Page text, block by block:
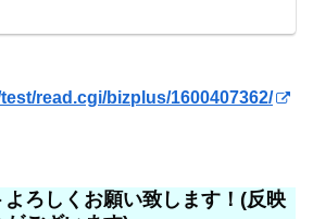
read.cgi/bizplus/1600407362/
ろしくお願い致します！(反映